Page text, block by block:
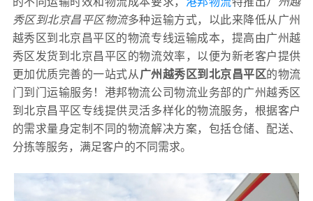
秀区到北京昌平区物流多种运输方式，以此来降低从广州
越秀区到北京昌平区的物流专线运输成本，提高由广州越
秀区发货到北京昌平区的物流效率，以便为新老客户提供
更加优质完善的一站式从 广州越秀区到北京昌平区的物流
门到门运输服务！港邦物流公司物流业务部的广州越秀区
到北京昌平区专线提供灵活多样化的物流服务，根据客户
的需求量身定制不同的物流解决方案，包括仓储、配送、
分拣等服务，满足客户的不同需求。